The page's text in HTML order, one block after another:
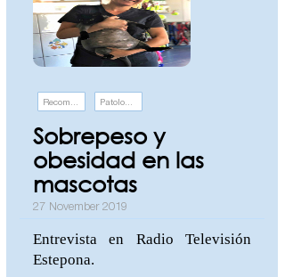
Patologías
Sobrepeso y
obesidad en las
mascotas
27 November 2019
Entrevista en Radio Televisión